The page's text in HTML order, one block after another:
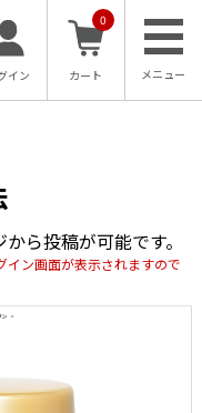
イン
0
カート
ら投稿が可能です。
ン画面が表示されますので